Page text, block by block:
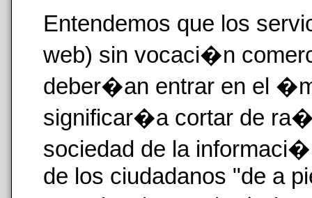
Entendemos que los
web) sin vocaci�n
deber�an entrar en el
significar�a cortar de
sociedad de la
de los ciudadanos "de a